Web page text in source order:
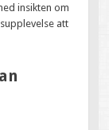
insikten om
att